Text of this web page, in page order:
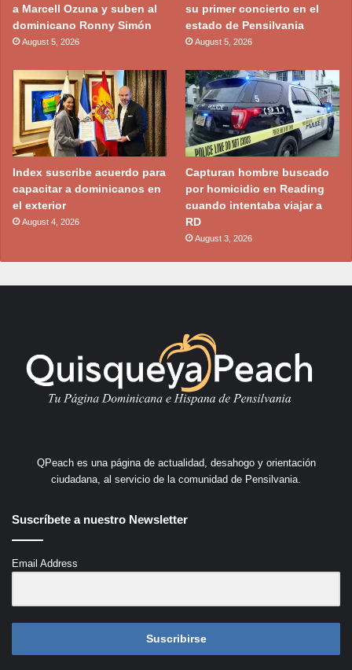
a Marcell Ozuna y suben al
dominicano Ronny Simón
August 5, 2026
su primer concierto en el
estado de Pensilvania
August 5, 2026
Index suscribe acuerdo para
capacitar a dominicanos en
el exterior
August 4, 2026
Capturan hombre buscado
por homicidio en Reading
cuando intentaba viajar a
RD
August 3, 2026
QPeach es una página de actualidad, desahogo y orientación
ciudadana, al servicio de la comunidad de Pensilvania.
Suscríbete a nuestro Newsletter
Email Address
Suscribirse